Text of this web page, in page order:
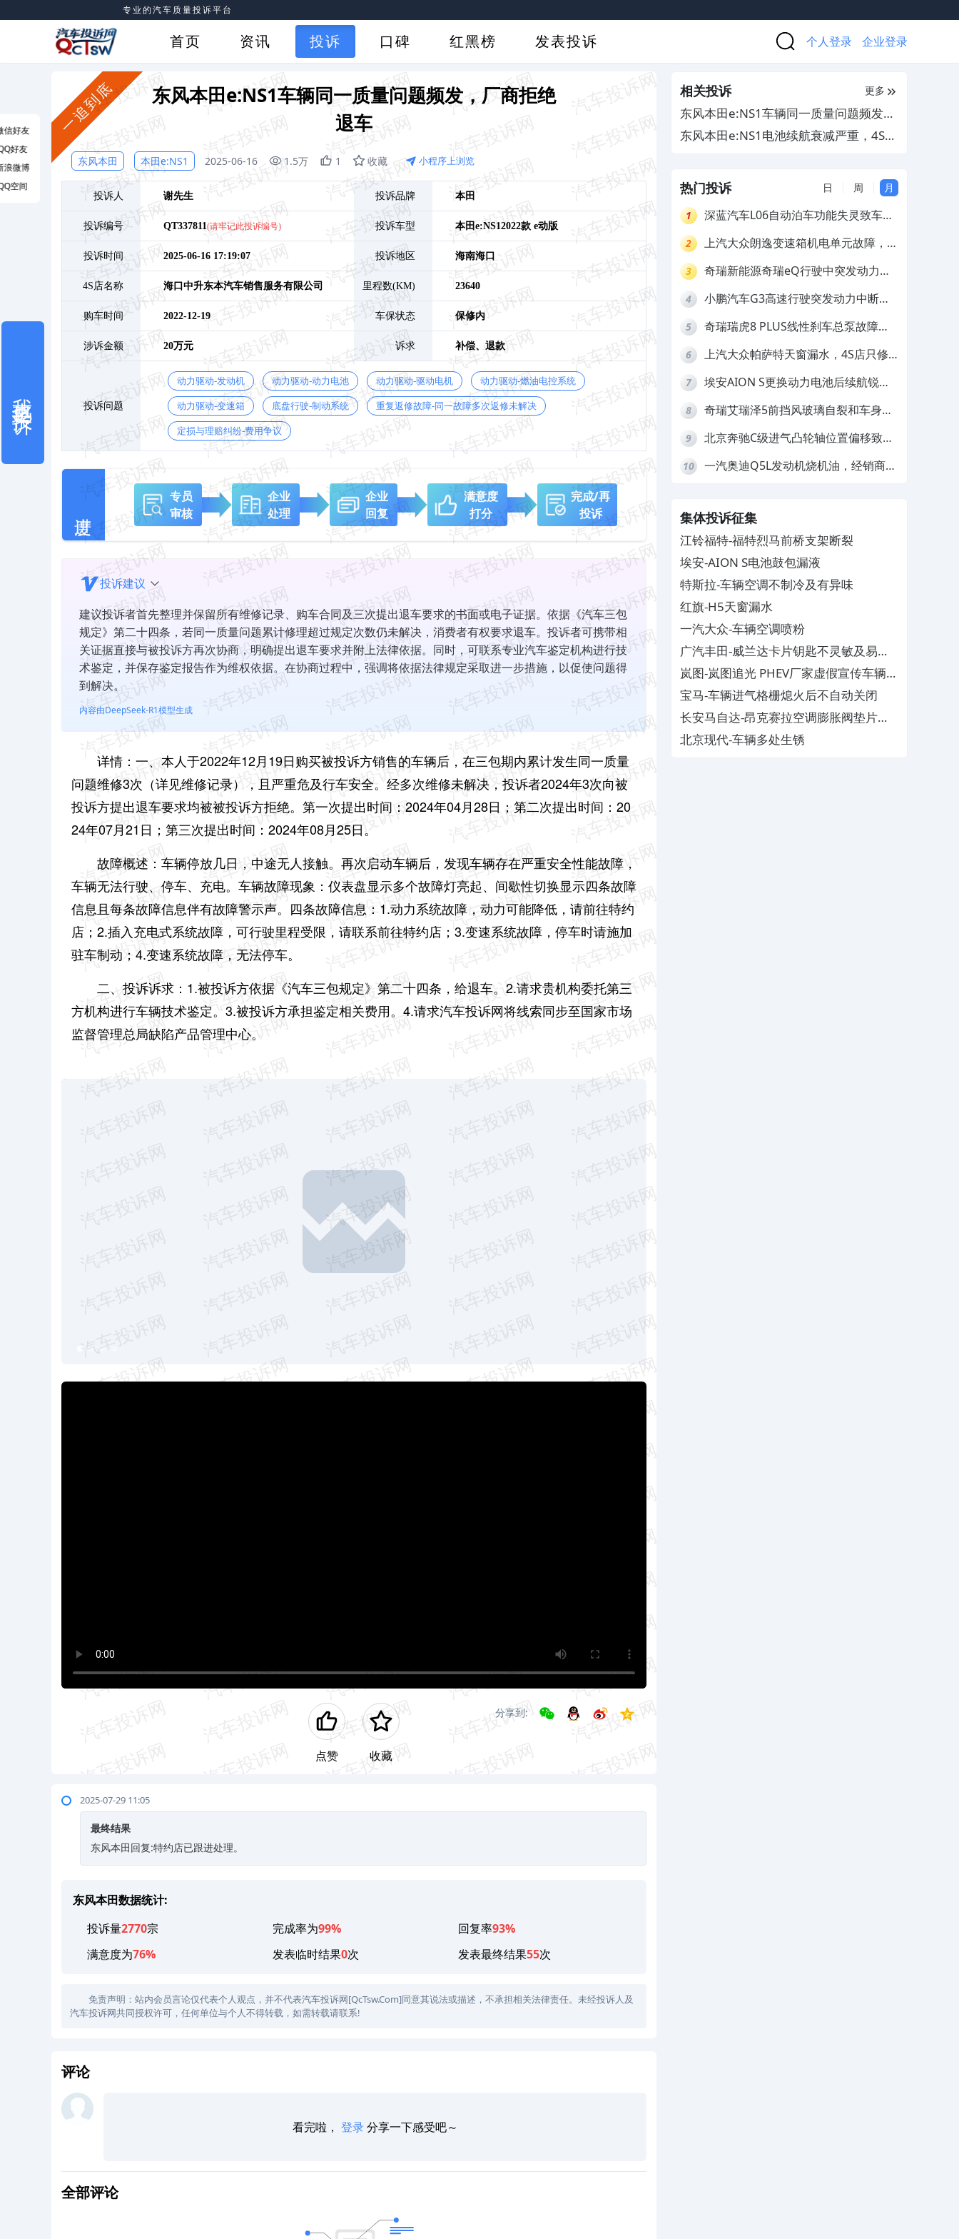
专业的汽车质量投诉平台
首页 资讯 投诉 口碑 红黑榜 发表投诉 个人登录 企业登录
一追到底
东风本田e:NS1车辆同一质量问题频发，厂商拒绝
退车
东风本田 本田e:NS1 2025-06-16 1.5万 1 收藏 小程序上浏览
投诉人 谢先生 投诉品牌 本田
投诉编号 QT337811(请牢记此投诉编号) 投诉车型 本田e:NS12022款 e动版
投诉时间 2025-06-16 17:19:07 投诉地区 海南海口
4S店名称 海口中升东本汽车销售服务有限公司 里程数(KM) 23640
购车时间 2022-12-19 车保状态 保修内
涉诉金额 20万元 诉求 补偿、 退款
投诉问题
动力驱动-发动机 动力驱动-动力电池 动力驱动-驱动电机 动力驱动-燃油电控系统
动力驱动-变速箱 底盘行驶-制动系统 重复返修故障-同一故障多次返修未解决
定损与理赔纠纷-费用争议
专员
审核
企业
处理
企业
回复
满意度
打分
完成/再
投诉
投诉建议
建议投诉者首先整理并保留所有维修记录、购车合同及三次提出退车要求的书面或电子证据。依据《汽车三包
规定》第二十四条，若同一质量问题累计修理超过规定次数仍未解决，消费者有权要求退车。投诉者可携带相
关证据直接与被投诉方再次协商，明确提出退车要求并附上法律依据。同时，可联系专业汽车鉴定机构进行技
术鉴定，并保存鉴定报告作为维权依据。在协商过程中，强调将依据法律规定采取进一步措施，以促使问题得
到解决。
内容由DeepSeek-R1模型生成
详情：一、本人于2022年12月19日购买被投诉方销售的车辆后，在三包期内累计发生同一质量
问题维修3次（详见维修记录），且严重危及行车安全。 经多次维修未解决，投诉者2024年3次向被
投诉方提出退车要求均被被投诉方拒绝。 第一次提出时间：2024年04月28日； 第二次提出时间：20
24年07月21日； 第三次提出时间：2024年08月25日。
故障概述：车辆停放几日，中途无人接触。再次启动车辆后，发现车辆存在严重安全性能故障，
车辆无法行驶、停车、充电。 车辆故障现象：仪表盘显示多个故障灯亮起、间歇性切换显示四条故障
信息且每条故障信息伴有故障警示声。四条故障信息：1.动力系统故障，动力可能降低，请前往特约
店；2.插入充电式系统故障，可行驶里程受限，请联系前往特约店；3.变速系统故障，停车时请施加
驻车制动；4.变速系统故障，无法停车。
二、投诉诉求： 1.被投诉方依据《汽车三包规定》第二十四条，给退车。 2.请求贵机构委托第三
方机构进行车辆技术鉴定。 3.被投诉方承担鉴定相关费用。 4.请求汽车投诉网将线索同步至国家市场
监督管理总局缺陷产品管理中心。
点赞 收藏
分享到:
2025-07-29 11:05
最终结果
东风本田回复:特约店已跟进处理。
东风本田数据统计:
投诉量2770宗 完成率为99% 回复率93%
满意度为76% 发表临时结果0次 发表最终结果55次
免责声明：站内会员言论仅代表个人观点，并不代表汽车投诉网[QcTsw.Com]同意其说法或描述，不承担相关法律责任。未经投诉人及
汽车投诉网共同授权许可，任何单位与个人不得转载，如需转载请联系!
评论
看完啦， 登录分享一下感受吧～
全部评论
相关投诉 更多
东风本田e:NS1车辆同一质量问题频发，
厂商拒绝退车
东风本田e:NS1电池续航衰减严重，4S店
热门投诉 日 周 月
1
深蓝汽车L06自动泊车功能失灵致车辆
2
上汽大众朗逸变速箱机电单元故障，厂
3
奇瑞新能源奇瑞eQ行驶中突发动力受
拒绝三电质保
4
小鹏汽车G3高速行驶突发动力中断，
5
奇瑞瑞虎8 PLUS线性刹车总泵故障，
6
上汽大众帕萨特天窗漏水，4S店只修
7
埃安AION S更换动力电池后续航锐
8
奇瑞艾瑞泽5前挡风玻璃自裂和车身多
9
北京奔驰C级进气凸轮轴位置偏移致发
10
一汽奥迪Q5L发动机烧机油，经销商推
集体投诉征集
江铃福特-福特烈马前桥支架断裂
埃安-AION S电池鼓包漏液
特斯拉-车辆空调不制冷及有异味
红旗-H5天窗漏水
一汽大众-车辆空调喷粉
广汽丰田-威兰达卡片钥匙不灵敏及易消
磁
岚图-岚图追光 PHEV厂家虚假宣传车辆配
置与功能
宝马-车辆进气格栅熄火后不自动关闭
长安马自达-昂克赛拉空调膨胀阀垫片生
锈
北京现代-车辆多处生锈
信好友
好友
浪微博
空间